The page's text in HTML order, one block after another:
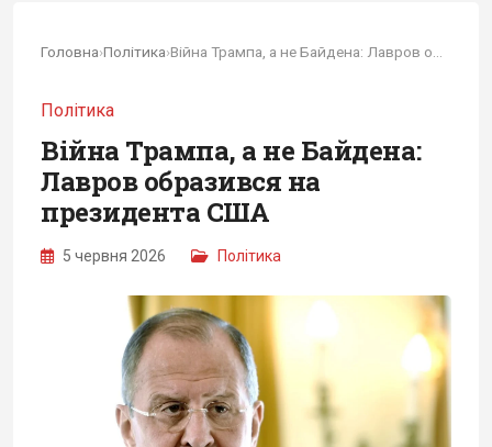
Головна›Політика›
Політика
Війна Трампа, а не Байдена:
Лавров образився на
президента США
5 червня 2026 Політика